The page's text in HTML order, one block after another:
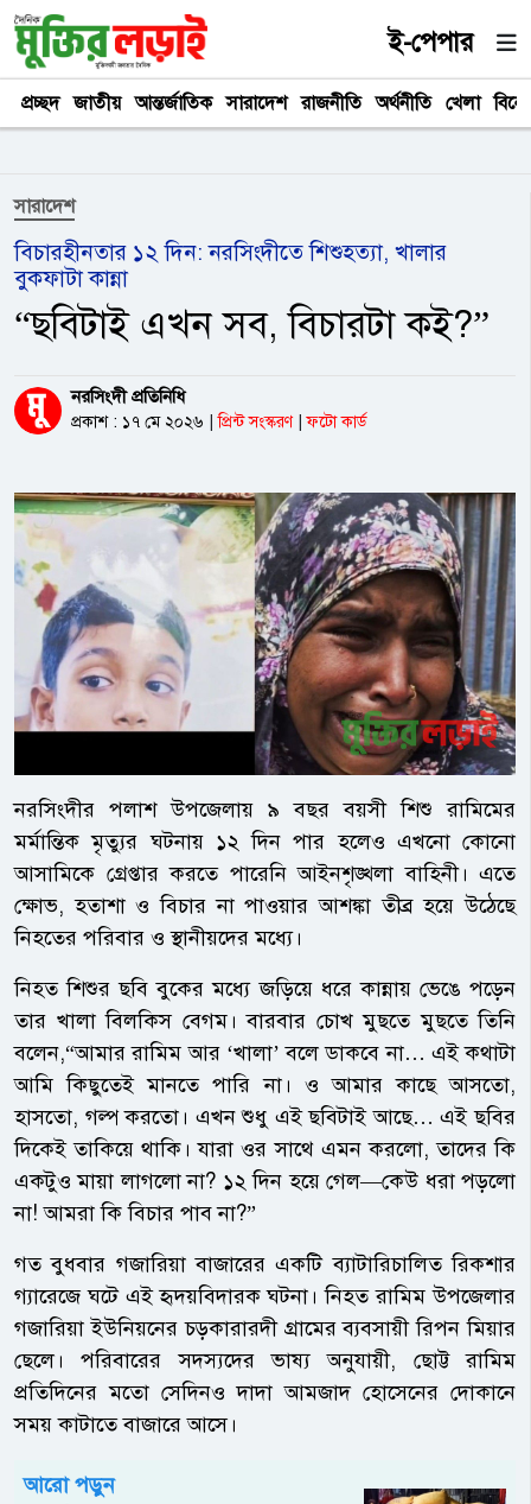
ই-পেপার
প্রচ্ছদ জাতীয় আন্তর্জাতিক সারাদেশ রাজনীতি অর্থনীতি খেলা
সারাদেশ
বিচারহীনতার ১২ দিন: নরসিংদীতে শিশুহত্যা, খালার
বুকফাটা কান্না
“ছবিটাই এখন সব, বিচারটা কই?”
নরসিংদী প্রতিনিধি
প্রকাশ : ১৭ মে ২০২৬ প্রিন্ট সংস্করণ ফটো কার্ড
নরসিংদীর পলাশ উপজেলায় ৯ বছর বয়সী শিশু রামিমের
মর্মান্তিক মৃত্যুর ঘটনায় ১২ দিন পার হলেও এখনো কোনো
আসামিকে গ্রেপ্তার করতে পারেনি আইনশৃঙ্খলা বাহিনী। এতে
ক্ষোভ, হতাশা ও বিচার না পাওয়ার আশঙ্কা তীব্র হয়ে উঠেছে
নিহতের পরিবার ও স্থানীয়দের মধ্যে।
নিহত শিশুর ছবি বুকের মধ্যে জড়িয়ে ধরে কান্নায় ভেঙে পড়েন
তার খালা বিলকিস বেগম। বারবার চোখ মুছতে মুছতে তিনি
বলেন,“আমার রামিম আর ‘খালা’ বলে ডাকবে না… এই কথাটা
আমি কিছুতেই মানতে পারি না। ও আমার কাছে আসতো,
হাসতো, গল্প করতো। এখন শুধু এই ছবিটাই আছে… এই ছবির
দিকেই তাকিয়ে থাকি। যারা ওর সাথে এমন করলো, তাদের কি
একটুও মায়া লাগলো না? ১২ দিন হয়ে গেল—কেউ ধরা পড়লো
না! আমরা কি বিচার পাব না?”
গত বুধবার গজারিয়া বাজারের একটি ব্যাটারিচালিত রিকশার
গ্যারেজে ঘটে এই হৃদয়বিদারক ঘটনা। নিহত রামিম উপজেলার
গজারিয়া ইউনিয়নের চড়কারারদী গ্রামের ব্যবসায়ী রিপন মিয়ার
ছেলে। পরিবারের সদস্যদের ভাষ্য অনুযায়ী, ছোট্ট রামিম
প্রতিদিনের মতো সেদিনও দাদা আমজাদ হোসেনের দোকানে
সময় কাটাতে বাজারে আসে।
আরো পড়ুন